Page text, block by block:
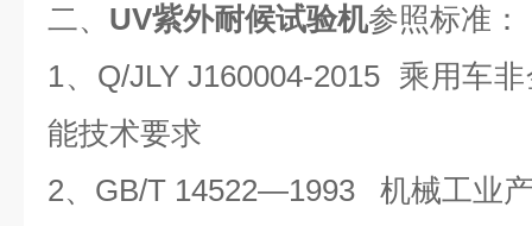
二、 UV紫外耐候试验机参照标准：
1、Q/JLY J160004-2015 乘用车
能技术要求
2、GB/T 14522—1993 机械工业